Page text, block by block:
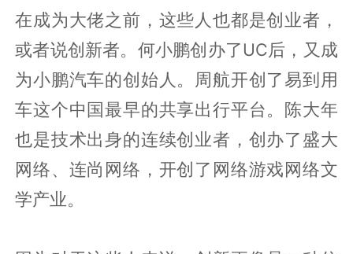
在成为大佬之前，这些人也都是创业者，
或者说创新者。何小鹏创办了UC后，又成
为小鹏汽车的创始人。周航开创了易到用
车这个中国最早的共享出行平台。陈大年
也是技术出身的连续创业者，创办了盛大
网络、连尚网络，开创了网络游戏网络文
学产业。